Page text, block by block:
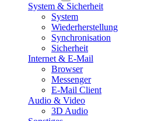
System & Sicherheit
System
Wiederherstellung
Synchronisation
Sicherheit
Internet & E-Mail
Browser
Messenger
E-Mail Client
Audio & Video
3D Audio